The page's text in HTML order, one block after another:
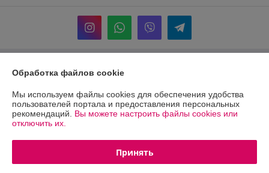
Информация для покупателя
Юридическое лицо:ЧТПУП "Грандгифт"
Минск, ул.Жудро, д.57,1-подьезд, к.7 -
Регистрационный номер ЕГР: 191012035
УНП: 191012035
Регистрационный орган: Мингорисполком от 03.04.2008
Обработка файлов cookie
Мы используем файлы cookies для обеспечения удобства
пользователей портала и предоставления персональных
рекомендаций. Вы можете настроить файлы cookies или
отключить их.
Принять